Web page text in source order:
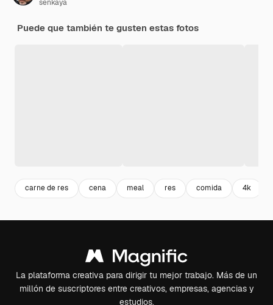
senkaya
Puede que también te gusten estas fotos
carne de res cena meal res comida 4k
La plataforma creativa para dirigir tu mejor trabajo. Más de un
millón de suscriptores entre creativos, empresas, agencias y
estudios.